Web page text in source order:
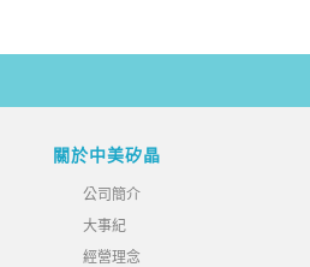
關於中美矽晶
公司簡介
大事紀
經營理念